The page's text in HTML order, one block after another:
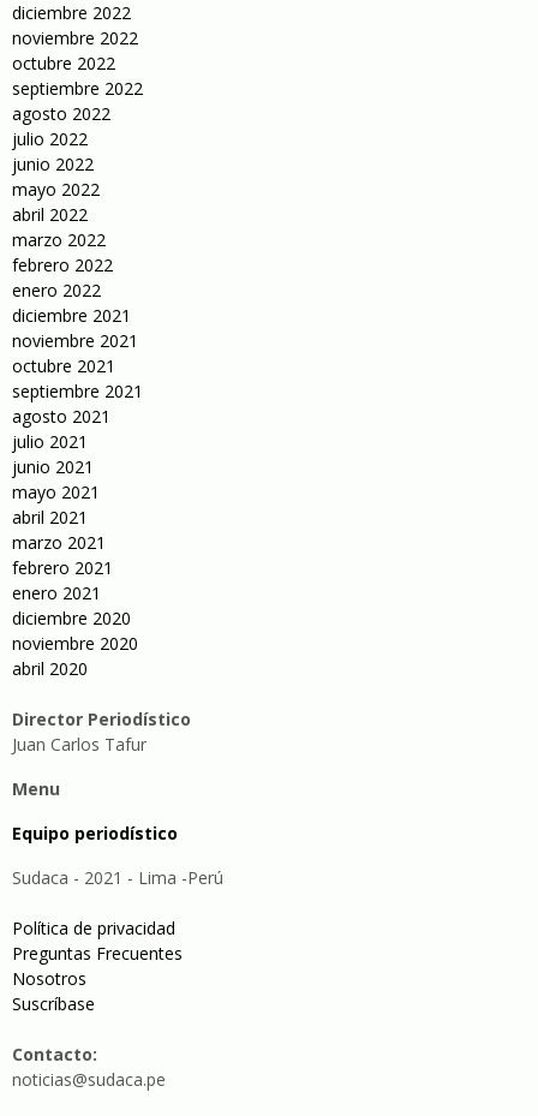
diciembre 2022
noviembre 2022
octubre 2022
septiembre 2022
agosto 2022
julio 2022
junio 2022
mayo 2022
abril 2022
marzo 2022
febrero 2022
enero 2022
diciembre 2021
noviembre 2021
octubre 2021
septiembre 2021
agosto 2021
julio 2021
junio 2021
mayo 2021
abril 2021
marzo 2021
febrero 2021
enero 2021
diciembre 2020
noviembre 2020
abril 2020
Director Periodístico
Juan Carlos Tafur
Menu
Equipo periodístico
Sudaca - 2021 - Lima -Perú
Política de privacidad
Preguntas Frecuentes
Nosotros
Suscríbase
Contacto:
noticias@sudaca.pe